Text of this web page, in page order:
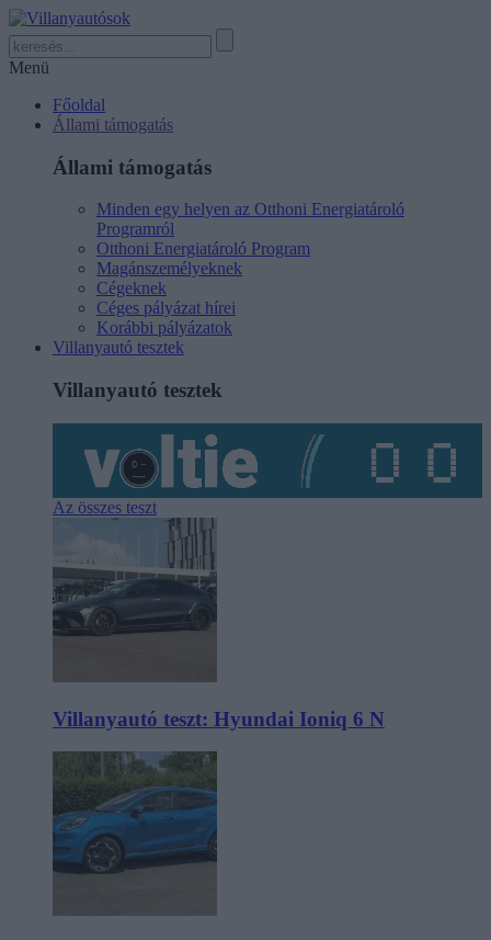
Menü
Főoldal
Állami támogatás
Állami támogatás
Minden egy helyen az Otthoni Energiatároló
Programról
Otthoni Energiatároló Program
Magánszemélyeknek
Cégeknek
Céges pályázat hírei
Korábbi pályázatok
Villanyautó tesztek
Villanyautó tesztek
Az összes teszt
Villanyautó teszt: Hyundai Ioniq 6 N